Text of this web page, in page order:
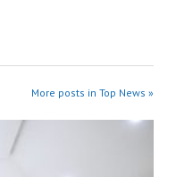
More posts in Top News »